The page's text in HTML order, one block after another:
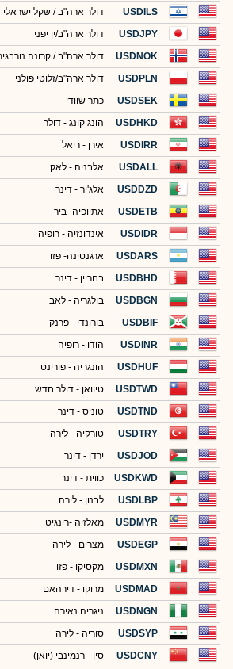
USDILS
דולר ארה"ב / שקל ישראלי
USDJPY
דולר ארה"ב/ין יפני
USDNOK
דולר ארה"ב / קרונה
USDPLN
דולר ארה"ב/זלוטי פולני
USDSEK
כתר שוודי
USDHKD
הונג קונג - דולר
USDIRR
אירן - ריאל
USDALL
אלבניה - לאק
USDDZD
אלג'יר - דינר
USDETB
אתיופיה- ביר
USDIDR
אינדונזיה - רופיה
USDARS
ארגנטינה- פזו
USDBHD
בחריין - דינר
USDBGN
בולגריה - לאב
USDBIF
בורונדי - פרנק
USDINR
הודו - רופיה
USDHUF
הונגריה - פורינט
USDTWD
טיוואן - דולר חדש
USDTND
טוניס - דינר
USDTRY
טורקיה - לירה
USDJOD
ירדן - דינר
USDKWD
כווית - דינר
USDLBP
לבנון - לירה
USDMYR
מאלזיה -רינגיט
USDEGP
מצרים - לירה
USDMXN
מקסיקו - פזו
USDMAD
מרוקו - דירהאם
USDNGN
ניגריה נאירה
USDSYP
סוריה - לירה
USDCNY
סין - רנמינבי (יואן)